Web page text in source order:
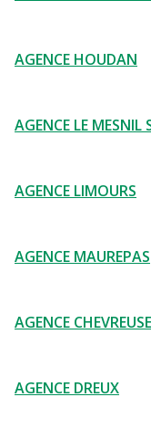
AGENCE HOUDAN
AGENCE LE MESNIL
AGENCE LIMOURS
AGENCE MAUREPAS
AGENCE CHEVREUSE
AGENCE DREUX